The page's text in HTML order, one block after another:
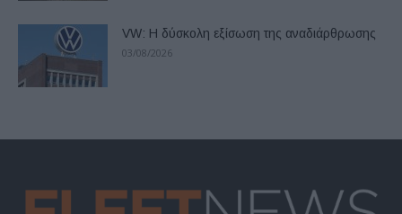
VW: Η δύσκολη εξίσωση της αναδιάρθρωσης
03/08/2026